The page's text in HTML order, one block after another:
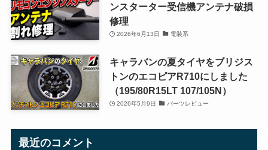
ンスターター受信機アンテナ破損
修理
2026年6月13日 電装系
キャラバンの夏タイヤをブリジス
トンのエコピアR710にしました
（195/80R15LT 107/105N）
2026年5月9日 パーツレビュー
最近のコメント